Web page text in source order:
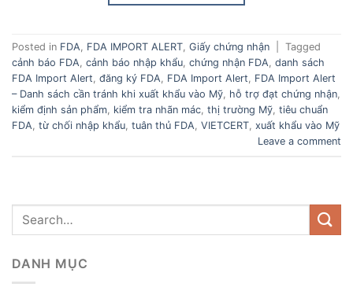
Posted in FDA, FDA IMPORT ALERT, Giấy chứng nhận
Tagged
cảnh báo FDA, cảnh báo nhập khẩu, chứng nhận FDA, danh sách
FDA Import Alert, đăng ký FDA, FDA Import Alert, FDA Import Alert
– Danh sách cần tránh khi xuất khẩu vào Mỹ, hỗ trợ đạt chứng nhận,
kiểm định sản phẩm, kiểm tra nhãn mác, thị trường Mỹ, tiêu chuẩn
FDA, từ chối nhập khẩu, tuân thủ FDA, VIETCERT, xuất khẩu vào Mỹ
Leave a comment
DANH MỤC